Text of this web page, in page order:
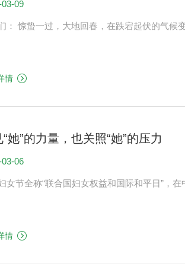
09
亲友们： 惊蛰一过，大地回春，在跌宕起伏的
情
她”的力量，也关照“她”的压力
06
女节全称“联合国妇女权益和国际和平日”，
情